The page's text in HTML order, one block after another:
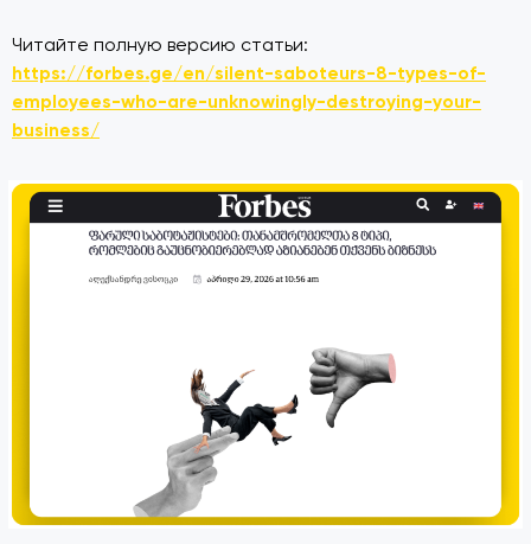
Читайте полную версию статьи:
https://forbes.ge/en/silent-saboteurs-8-types-of-
employees-who-are-unknowingly-destroying-your-
business/